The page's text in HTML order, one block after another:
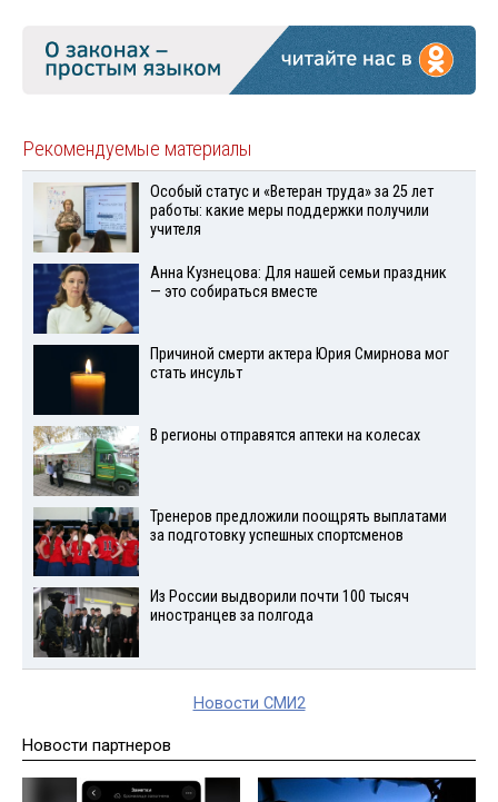
Рекомендуемые материалы
Особый статус и «Ветеран труда» за 25 лет
работы: какие меры поддержки получили
учителя
Анна Кузнецова: Для нашей семьи праздник
— это собираться вместе
Причиной смерти актера Юрия Смирнова мог
стать инсульт
В регионы отправятся аптеки на колесах
Тренеров предложили поощрять выплатами
за подготовку успешных спортсменов
Из России выдворили почти 100 тысяч
иностранцев за полгода
Новости СМИ2
Новости партнеров